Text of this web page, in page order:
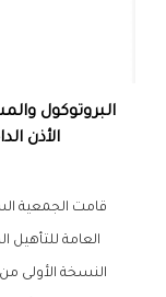
البروتوكول
الأذن
قامت الجمعية
العامة للتأهيل
النسخة الأولى